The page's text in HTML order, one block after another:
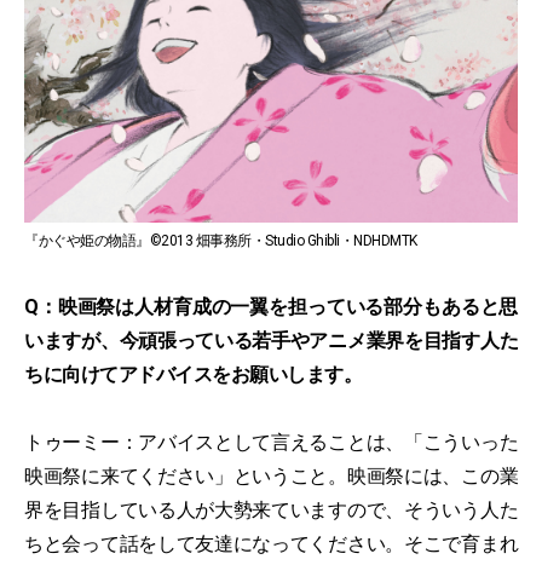
『かぐや姫の物語』©2013 畑事務所・Studio Ghibli・NDHDMTK
Q：映画祭は人材育成の一翼を担っている部分もあると思
いますが、今頑張っている若手やアニメ業界を目指す人た
ちに向けてアドバイスをお願いします。
トゥーミー：アバイスとして言えることは、「こういった
映画祭に来てください」ということ。映画祭には、この業
界を目指している人が大勢来ていますので、そういう人た
ちと会って話をして友達になってください。そこで育まれ